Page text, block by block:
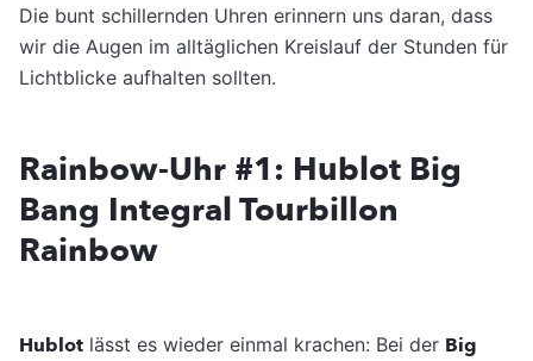
Die bunt schillernden Uhren erinnern uns daran, dass
wir die Augen im alltäglichen Kreislauf der Stunden für
Lichtblicke aufhalten sollten.
Rainbow-Uhr #1: Hublot Big
Bang Integral Tourbillon
Rainbow
Hublot lässt es wieder einmal krachen: Bei der Big